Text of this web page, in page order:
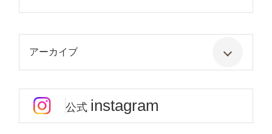
アーカイブ
公式 instagram